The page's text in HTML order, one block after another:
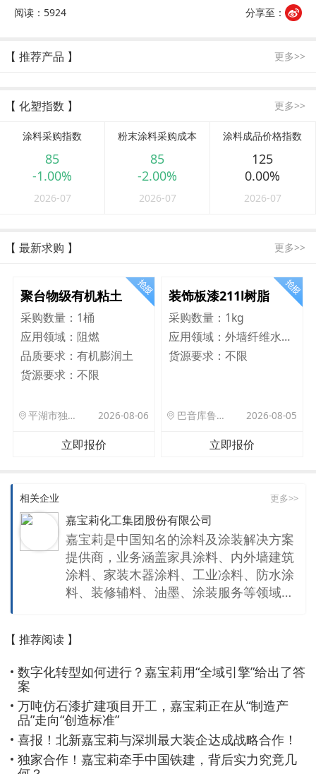
阅读：5924 分享至：
【 推荐产品 】 更多>>
【 化塑指数 】 更多>>
涂料采购指数
85
-1.00%
2026-07
粉末涂料采购成本
85
-2.00%
2026-07
涂料成品价格指数
125
0.00%
2026-07
【 最新求购 】 更多>>
聚台物级有机粘土
采购数量： 1桶
应用领域： 阻燃
品质要求： 有机膨润土
货源要求： 不限
平湖市独山港镇集港路 589 号 2026-08-06
立即报价
装饰板漆211l树脂
采购数量： 1kg
应用领域：
外墙纤维水泥板
货源要求：不限
巴音库鲁提镇,托帕口岸六号库房 2026-08-05
立即报价
相关企业 更多>>
嘉宝莉化工集团股份有限公司
嘉宝莉是中国知名的涂料及涂装解决方案
提供商，业务涵盖家具涂料、内外墙建筑
涂料、家装木器涂料、工业凃料、防水涂
料、装修辅料、油墨、涂装服务等领域。
司，8大生产基地。 从当年一个微小业务
开始，到今天集团员工超过 3200人，全
国销售网点超16000个，年销售额超38亿
元人民币，品牌价值273.61亿元，在中国
本土涂料中处于强势地位。自2011年起，
嘉宝莉连年上榜美国《涂料世界》发布
的“全球顶级涂料排行榜”前50强，2020年
位列第35位。在与众多跨国巨头同台竞争
【 推荐阅读 】
数字化转型如何进行？嘉宝莉用“全域引擎”给出了答
案
万吨仿石漆扩建项目开工，嘉宝莉正在从“制造产
品”走向“创造标准”
喜报！北新嘉宝莉与深圳最大装企达成战略合作！
独家合作！嘉宝莉牵手中国铁建，背后实力究竟几